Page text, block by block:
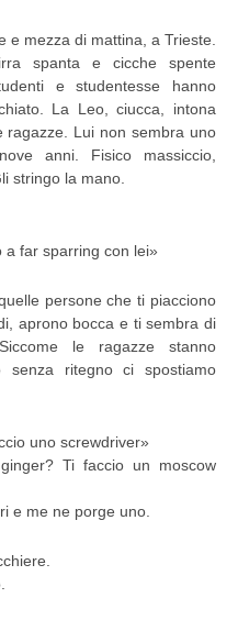
e mezza di mattina, a Trieste.
spanta e cicche spente
e studentesse hanno
La Leo, ciucca, intona
ragazze. Lui non sembra uno
anni. Fisico massiccio,
stringo la mano.
a far sparring con lei»
persone che ti piacciono
aprono bocca e ti sembra di
le ragazze stanno
senza ritegno ci spostiamo
uno screwdriver»
Ti faccio un moscow
e me ne porge uno.